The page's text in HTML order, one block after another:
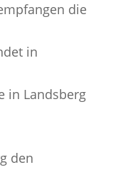
die
in
in Landsberg
den